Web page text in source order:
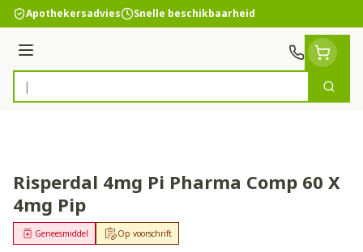
Ga naar de inhoud
Apothekersadvies Snelle beschikbaarheid
Menu
Product, merk, categorie...
Zoek
Risperdal 4mg Pi Pharma Comp 60 X
4mg Pip
Op voorschrift
Geneesmiddel